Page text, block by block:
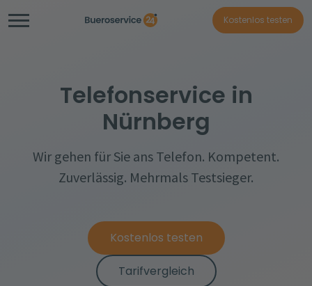
Kostenlos testen
Telefonservice in
Nürnberg
Wir gehen für Sie ans Telefon. Kompetent.
Zuverlässig. Mehrmals Testsieger.
Kostenlos testen
Tarifvergleich